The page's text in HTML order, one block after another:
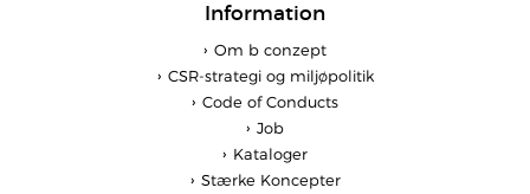
Information
Om b conzept
CSR-strategi og miljøpolitik
Code of Conducts
Job
Kataloger
Stærke Koncepter